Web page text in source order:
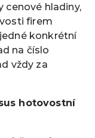
cenové hladiny,
firem
konkrétní
na číslo
vždy za
hotovostní